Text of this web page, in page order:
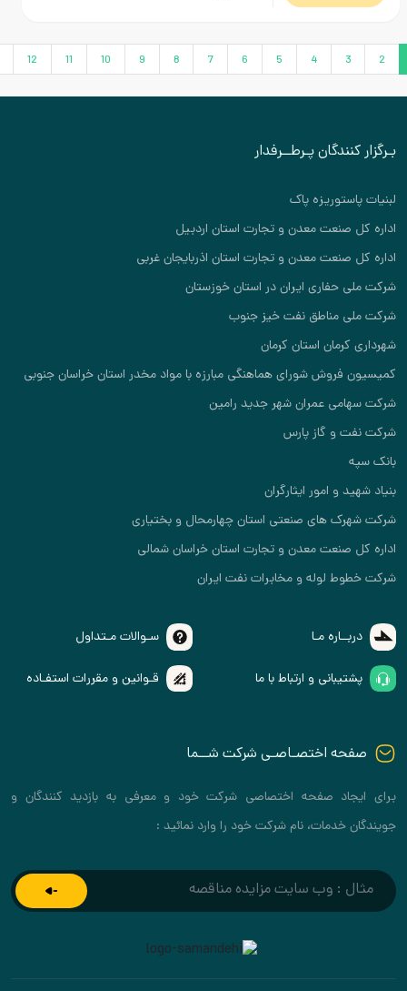
پـرطــرفدار
پاک
صنعت معدن و تجارت استان اردبیل
معدن و تجارت استان اذربایجان غربی
ایران در استان خوزستان
مناطق نفت خیز جنوب
استان کرمان
شورای هماهنگی مبارزه با مواد مخدر استان خراسان جنوبی
عمران شهر جدید رامین
و گاز پارس
و امور ایثارگران
های صنعتی استان چهارمحال و بختیاری
صنعت معدن و تجارت استان خراسان شمالی
لوله و مخابرات نفت ایران
مـا سـوالات مـتداول
و ارتباط با ما قـوانین و مقررات استفـاده
اختصـاصـی شرکت شــما
صفحه اختصاصی شرکت خود و معرفی به بازدید کنندگان و
خدمات، نام شرکت خود را وارد نمائید :